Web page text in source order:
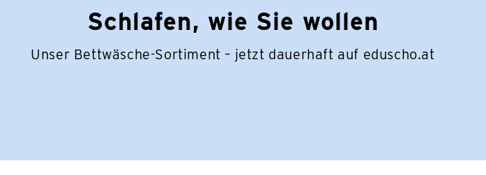
Schlafen, wie Sie wollen
Unser Bettwäsche-Sortiment – jetzt dauerhaft auf eduscho.at